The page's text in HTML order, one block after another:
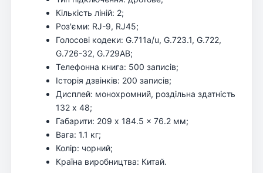
Кількість ліній: 2;
Роз'єми: RJ-9, RJ45;
Голосові кодеки: G.711a/u, G.723.1, G.722,
G.726-32, G.729AB;
Телефонна книга: 500 записів;
Історія дзвінків: 200 записів;
Дисплей: монохромний, роздільна здатність
132 х 48;
Габарити: 209 x 184.5 x 76.2 мм;
Вага: 1.1 кг;
Колір: чорний;
Країна виробництва: Китай.